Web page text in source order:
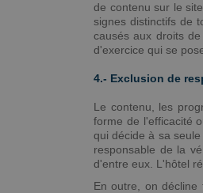
de contenu sur le
signes distinctifs de
causés aux droits
d'exercice qui se
4.- Exclusion de
Le contenu, les
forme de l'efficacité
qui décide à sa
responsable de la
d'entre eux. L'hôtel
En outre, on